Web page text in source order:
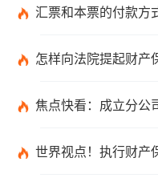
汇票和本票的付款方式有什么不同？汇票和本
怎样向法院提起财产保全申请？起诉离
焦点快看：成立分公司流程是什么？中华人民共
世界视点！执行财产保全担保